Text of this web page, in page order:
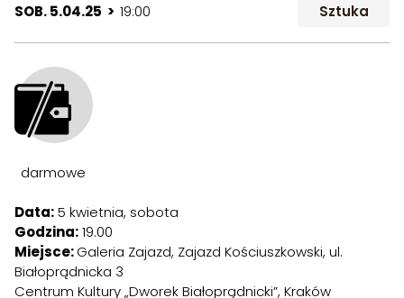
SOB. 5.04.25 > 19:00 Sztuka
darmowe
Data:5 kwietnia, sobota
Godzina:19.00
Miejsce:Galeria Zajazd, Zajazd Kościuszkowski, ul.
Białoprądnicka 3
Centrum Kultury „Dworek Białoprądnicki”, Kraków